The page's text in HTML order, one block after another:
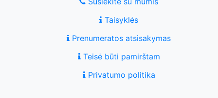
Taisyklės
Prenumeratos atsisakymas
Teisė būti pamirštam
Privatumo politika